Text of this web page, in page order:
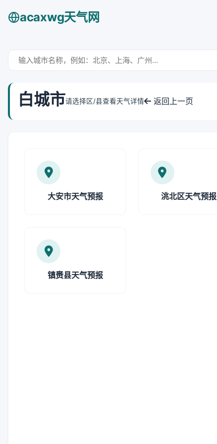
acaxwg天气网
白城市请选择区/县查看天气详情 返回上一页
大安市天气预报 洮北区天气预报
镇赉县天气预报